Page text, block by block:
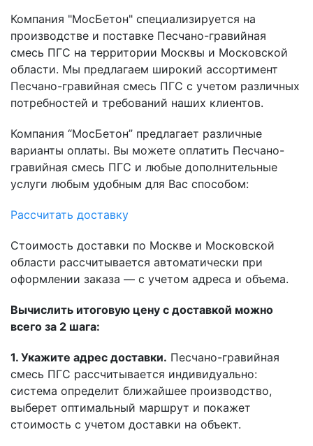
Компания "МосБетон" специализируется на
производстве и поставке Песчано-гравийная
смесь ПГС на территории Москвы и Московской
области. Мы предлагаем широкий ассортимент
Песчано-гравийная смесь ПГС с учетом различных
потребностей и требований наших клиентов.
Компания “МосБетон” предлагает различные
варианты оплаты. Вы можете оплатить Песчано-
гравийная смесь ПГС и любые дополнительные
услуги любым удобным для Вас способом:
Рассчитать доставку
Стоимость доставки по Москве и Московской
области рассчитывается автоматически при
оформлении заказа — с учетом адреса и объема.
Вычислить итоговую цену с доставкой можно
всего за 2 шага:
1. Укажите адрес доставки. Песчано-гравийная
смесь ПГС рассчитывается индивидуально:
система определит ближайшее производство,
выберет оптимальный маршрут и покажет
стоимость с учетом доставки на объект.